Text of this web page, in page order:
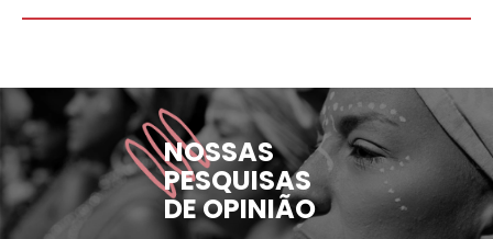
NOSSAS
PESQUISAS
DE OPINIÃO